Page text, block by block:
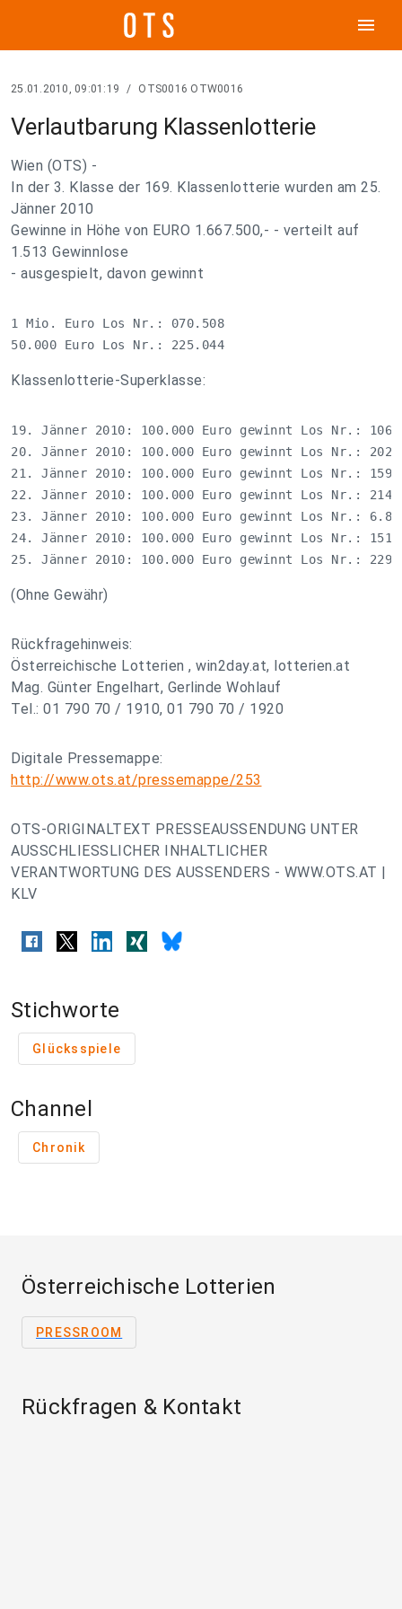
menu
25.01.2010, 09:01:19 / OTS0016 OTW0016
Verlautbarung Klassenlotterie
Wien (OTS) -
In der 3. Klasse der 169. Klassenlotterie wurden am 25.
Jänner 2010
Gewinne in Höhe von EURO 1.667.500,- - verteilt auf
1.513 Gewinnlose
- ausgespielt, davon gewinnt
1 Mio. Euro Los Nr.: 070.508
50.000 Euro Los Nr.: 225.044
Klassenlotterie-Superklasse:
19. Jänner 2010: 100.000 Euro gewinnt Los Nr.:
20. Jänner 2010: 100.000 Euro gewinnt Los Nr.:
21. Jänner 2010: 100.000 Euro gewinnt Los Nr.:
22. Jänner 2010: 100.000 Euro gewinnt Los Nr.:
23. Jänner 2010: 100.000 Euro gewinnt Los Nr.:
24. Jänner 2010: 100.000 Euro gewinnt Los Nr.:
25. Jänner 2010: 100.000 Euro gewinnt Los Nr.:
(Ohne Gewähr)
Rückfragehinweis:
Österreichische Lotterien , win2day.at, lotterien.at
Mag. Günter Engelhart, Gerlinde Wohlauf
Tel.: 01 790 70 / 1910, 01 790 70 / 1920
Digitale Pressemappe:
http://www.ots.at/pressemappe/253
OTS-ORIGINALTEXT PRESSEAUSSENDUNG UNTER
AUSSCHLIESSLICHER INHALTLICHER
VERANTWORTUNG DES AUSSENDERS - WWW.OTS.AT |
KLV
Stichworte
Glücksspiele
Channel
Chronik
Österreichische Lotterien
PRESSROOM
Rückfragen & Kontakt